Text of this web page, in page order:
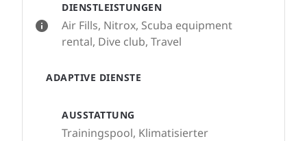
DIENSTLEISTUNGEN
Air Fills, Nitrox, Scuba equipment
rental, Dive club, Travel
ADAPTIVE DIENSTE
AUSSTATTUNG
Trainingspool, Klimatisierter